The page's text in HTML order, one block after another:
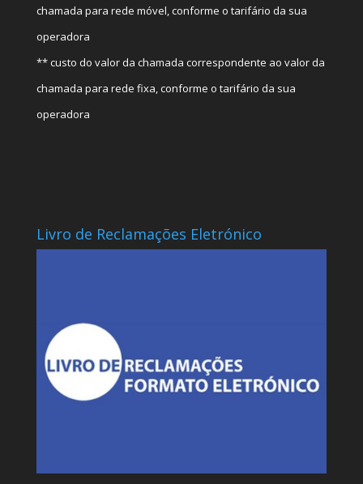
chamada para rede móvel, conforme o tarifário da sua
operadora
** custo do valor da chamada correspondente ao valor da
chamada para rede fixa, conforme o tarifário da sua
operadora
Livro de Reclamações Eletrónico